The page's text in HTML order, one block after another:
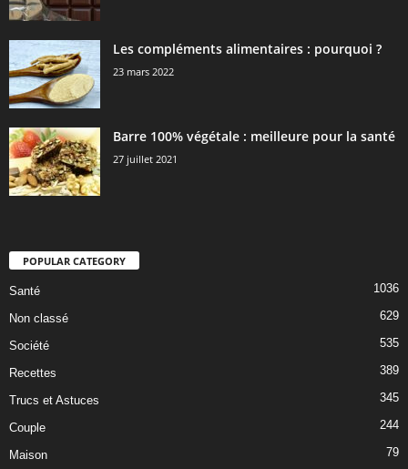
Les compléments alimentaires : pourquoi ?
23 mars 2022
Barre 100% végétale : meilleure pour la santé
27 juillet 2021
POPULAR CATEGORY
Santé 1036
Non classé 629
Société 535
Recettes 389
Trucs et Astuces 345
Couple 244
Maison 79